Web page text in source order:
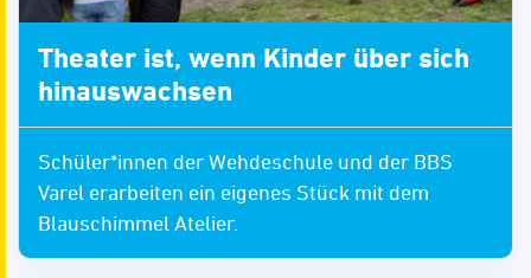
Theater ist, wenn Kinder über sich
hinauswachsen
Schüler*innen der Wehdeschule und der BBS
Varel erarbeiten ein eigenes Stück mit dem
Blauschimmel Atelier.